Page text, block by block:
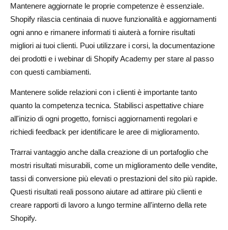
Mantenere aggiornate le proprie competenze è essenziale.
Shopify rilascia centinaia di nuove funzionalità e aggiornamenti
ogni anno e rimanere informati ti aiuterà a fornire risultati
migliori ai tuoi clienti. Puoi utilizzare i corsi, la documentazione
dei prodotti e i webinar di Shopify Academy per stare al passo
con questi cambiamenti.
Mantenere solide relazioni con i clienti è importante tanto
quanto la competenza tecnica. Stabilisci aspettative chiare
all'inizio di ogni progetto, fornisci aggiornamenti regolari e
richiedi feedback per identificare le aree di miglioramento.
Trarrai vantaggio anche dalla creazione di un portafoglio che
mostri risultati misurabili, come un miglioramento delle vendite,
tassi di conversione più elevati o prestazioni del sito più rapide.
Questi risultati reali possono aiutare ad attirare più clienti e
creare rapporti di lavoro a lungo termine all'interno della rete
Shopify.